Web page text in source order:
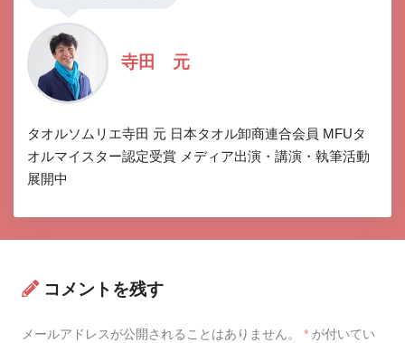
寺田 元
タオルソムリエ寺田 元 日本タオル卸商連合会員 MFUタ
オルマイスター認定受賞 メディア出演・講演・執筆活動
展開中
コメントを残す
メールアドレスが公開されることはありません。 * が付いてい